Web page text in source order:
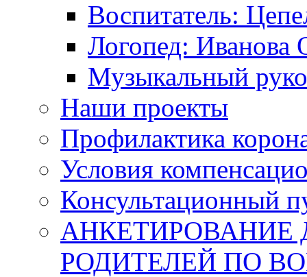
Воспитатель:
Логопед: Иванова
Музыкальный
Наши проекты
Профилактика
Условия
Консультационный
АНКЕТИРОВАНИЕ
РОДИТЕЛЕЙ ПО